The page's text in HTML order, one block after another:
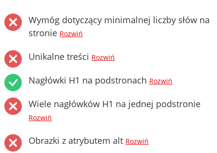
Wymóg dotyczący minimalnej liczby słów na
stronie Rozwiń
Unikalne treści Rozwiń
Nagłówki H1 na podstronach Rozwiń
Wiele nagłówków H1 na jednej podstronie
Rozwiń
Obrazki z atrybutem alt Rozwiń